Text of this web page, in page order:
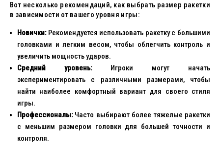
Вот несколько рекомендаций, как выбрать размер ракетки
в зависимости от вашего уровня игры:
Новички:Рекомендуется использовать ракетку с большими
головками и легким весом, чтобы облегчить контроль и
увеличить мощность ударов.
Средний уровень:Игроки могут начать
экспериментировать с различными размерами, чтобы
найти наиболее комфортный вариант для своего стиля
игры.
Профессионалы:Часто выбирают более тяжелые ракетки
с меньшим размером головки для большей точности и
контроля.